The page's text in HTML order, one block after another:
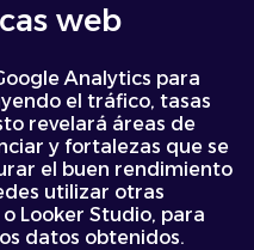
web
Analytics para
el tráfico, tasas
revelará áreas de
y fortalezas que se
el buen rendimiento
utilizar otras
Looker Studio, para
datos obtenidos.